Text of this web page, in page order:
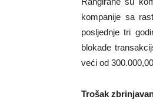
kompanije sa
posljednje tri
blokade
veći od
Trošak